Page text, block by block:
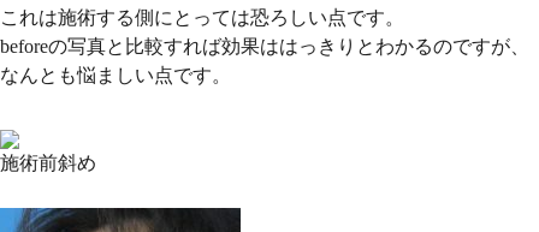
これは施術する側にとっては恐ろしい点です。
beforeの写真と比較すれば効果ははっきりとわかるのですが、
なんとも悩ましい点です。
施術前斜め